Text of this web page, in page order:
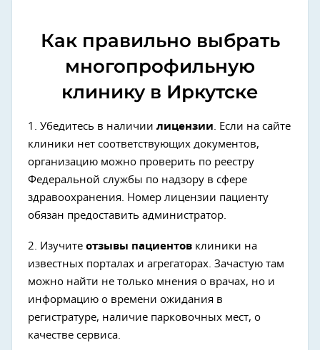
Как правильно выбрать
многопрофильную
клинику в Иркутске
1. Убедитесь в наличии лицензии. Если на сайте
клиники нет соответствующих документов,
организацию можно проверить по реестру
Федеральной службы по надзору в сфере
здравоохранения. Номер лицензии пациенту
обязан предоставить администратор.
2. Изучите отзывы пациентов клиники на
известных порталах и агрегаторах. Зачастую там
можно найти не только мнения о врачах, но и
информацию о времени ожидания в
регистратуре, наличие парковочных мест, о
качестве сервиса.